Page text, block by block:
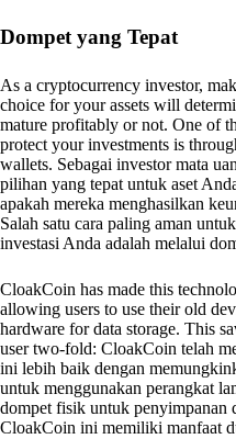
Dompet yang Tepat
As a cryptocurrency investor,
choice for your assets will
mature profitably or not. One of
protect your investments is
wallets. Sebagai investor mata
pilihan yang tepat untuk aset
apakah mereka menghasilkan
Salah satu cara paling aman
investasi Anda adalah melalui
CloakCoin has made this
allowing users to use their old
hardware for data storage. This
user two-fold: CloakCoin telah
ini lebih baik dengan
untuk menggunakan perangkat
dompet fisik untuk penyimpanan
CloakCoin ini memiliki manfaat